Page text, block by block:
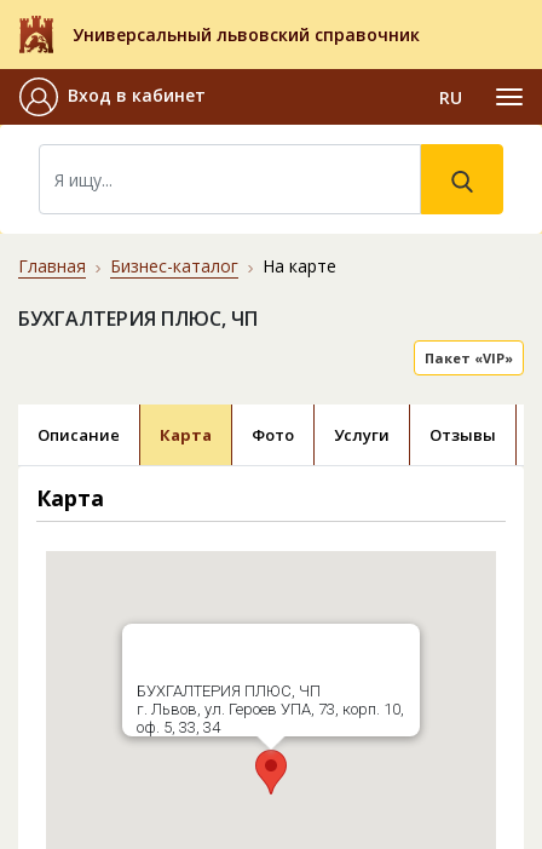
Универсальный львовский справочник
Вход в кабинет RU
Главная Бизнес-каталог На карте
БУХГАЛТЕРИЯ ПЛЮС, ЧП
Пакет «VIP»
Описание Карта Фото Услуги Отзывы
Карта
БУХГАЛТЕРИЯ ПЛЮС, ЧП
г. Львов, ул. Героев УПА, 73, корп. 10,
оф. 5, 33, 34